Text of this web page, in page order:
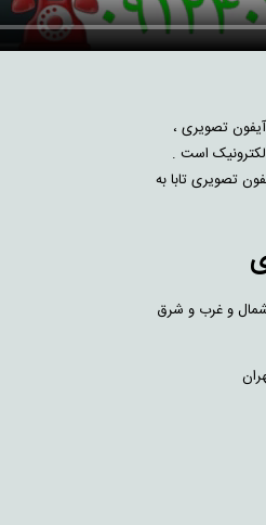
تصویری ،
است .
تصویری تابا به
و غرب و شرق